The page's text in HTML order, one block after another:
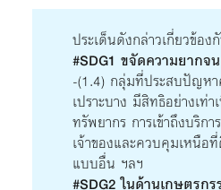
ประเด็นดังกล่าวเกี่ยวข้อง
#SDG1 ขจัดความยากจน
-(1.4) กลุ่มที่ประสบปัญห
เปราะบาง มีสิทธิอย่างเท่า
ทรัพยากร การเข้าถึงบริก
เจ้าของและควบคุมเหนือ
แบบอื่น ฯลฯ
#SDG2 ในด้านเกษตรก